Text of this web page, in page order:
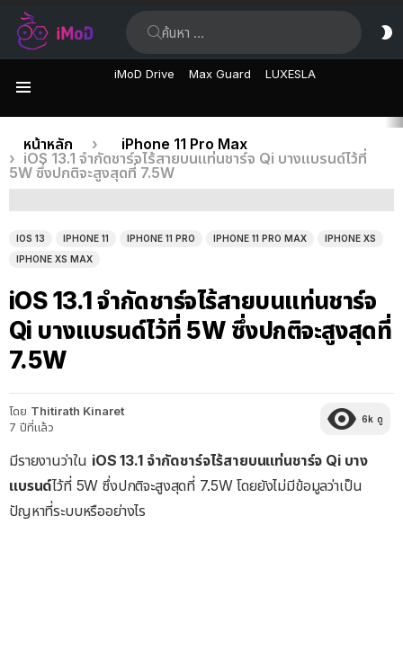
iMoD Drive Max Guard LUXESLA
เรื่อง
ล่าสุด
คุณอยู่ที่นี่:
หน้าหลัก
iPhone 11 Pro Max
iOS 13.1 จำกัดชาร์จไร้สายบนแท่นชาร์จ Qi บางแบรนด์ไว้ที่
5W ซึ่งปกติจะสูงสุดที่ 7.5W
IOS 13 IPHONE 11 IPHONE 11 PRO IPHONE 11 PRO MAX
IPHONE XS
IPHONE XS MAX
iOS 13.1 จำกัดชาร์จไร้สายบนแท่นชาร์จ
Qi บางแบรนด์ไว้ที่ 5W ซึ่งปกติจะสูงสุดที่
7.5W
โดย Thitirath Kinaret
7 ปีที่แล้ว
6k ดู
มีรายงานว่าใน iOS 13.1 จำกัดชาร์จไร้สายบนแท่นชาร์จ Qi บาง
แบรนด์ไว้ที่ 5W ซึ่งปกติจะสูงสุดที่ 7.5W โดยยังไม่มีข้อมูลว่าเป็น
ปัญหาที่ระบบหรืออย่างไร